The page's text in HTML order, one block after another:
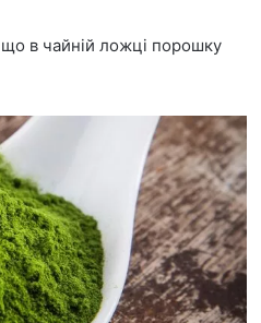
в чайній ложці порошку